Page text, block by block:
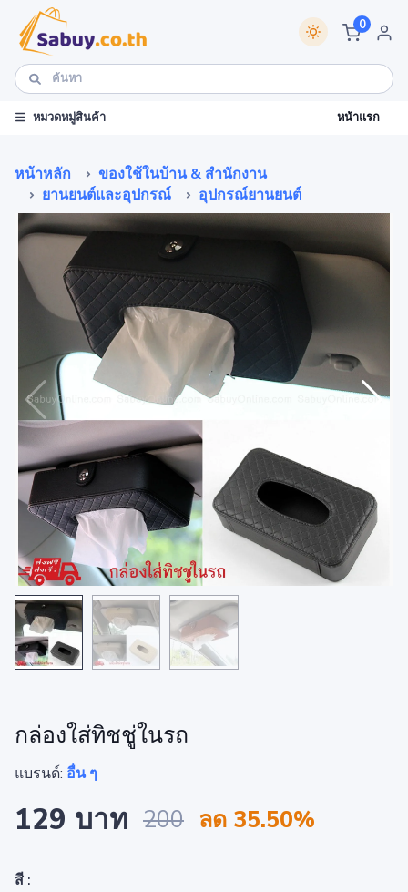
0
หมวดหมู่สินค้า หน้าแรก
หน้าหลัก
ของใช้ในบ้าน & สำนักงาน
ยานยนต์และอุปกรณ์
อุปกรณ์ยานยนต์
กล่องใส่ทิชชู่ในรถ
แบรนด์: อื่น ๆ
129 บาท 200 ลด 35.50%
สี :